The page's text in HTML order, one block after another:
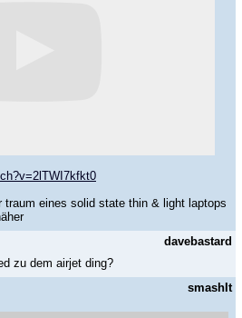
traum eines solid state thin & light laptops
davebastard
zu dem airjet ding?
smashIt